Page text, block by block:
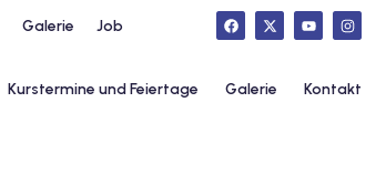
Galerie Job
Kurstermine und Feiertage Galerie Kontakt